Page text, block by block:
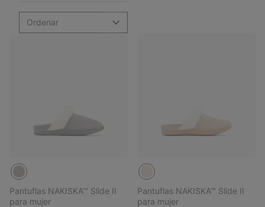
Ordenar
Pantuflas NAKISKA™ Slide II
para mujer
Pantuflas NAKISKA™ Slide II
para mujer